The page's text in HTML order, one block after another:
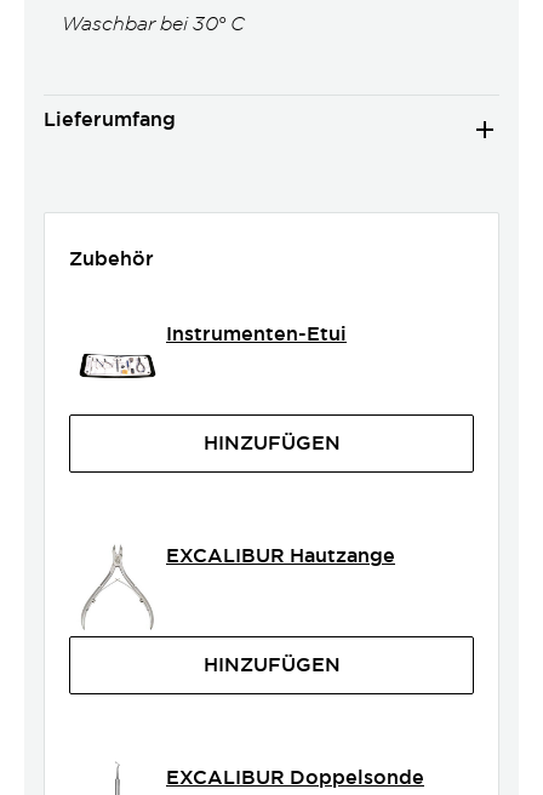
Waschbar bei 30° C
Lieferumfang
Zubehör
Instrumenten-Etui
HINZUFÜGEN
EXCALIBUR Hautzange
HINZUFÜGEN
EXCALIBUR Doppelsonde